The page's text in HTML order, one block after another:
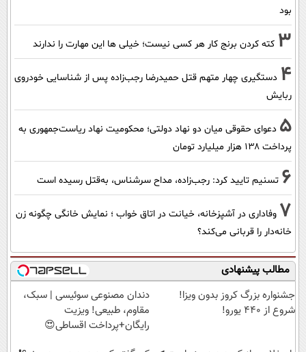
بود
3 کته کردن برنج کار هر کسی نیست؛ خیلی ها این مهارت را ندارند
4 دستگیری چهار متهم قتل حمیدرضا رجب‌زاده پس از شناسایی خودروی
ربایش
5 دعوای حقوقی میان دو نهاد دولتی؛ محکومیت نهاد ریاست‌جمهوری به
پرداخت ۱۳۸ هزار میلیارد تومان
6 تسنیم تایید کرد: رجب‌زاده، مداح سرشناس، به‌قتل رسیده است
7 وفاداری در آشپزخانه، خیانت در اتاق خواب ؛ نمایش خانگی چگونه زن
خانه‌دار را قربانی می‌کند؟
مطالب پیشنهادی
جشنواره بزرگ کروز بدون ویزا!
شروع از 440 یورو!
دندان مصنوعی سوئیسی | سبک،
مقاوم، طبیعی! ویزیت
رایگان+پرداخت اقساطی😍